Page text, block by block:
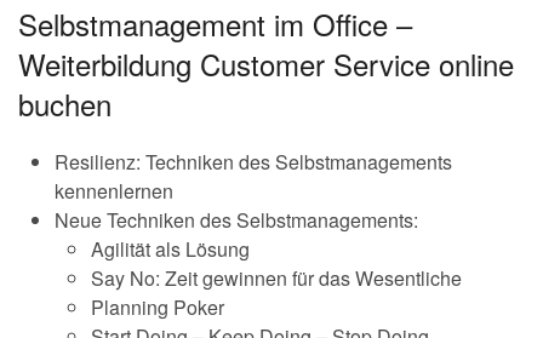
Selbstmanagement im Office –
Weiterbildung Customer Service online
buchen
Resilienz: Techniken des Selbstmanagements
kennenlernen
Neue Techniken des Selbstmanagements:
Agilität als Lösung
Say No: Zeit gewinnen für das Wesentliche
Planning Poker